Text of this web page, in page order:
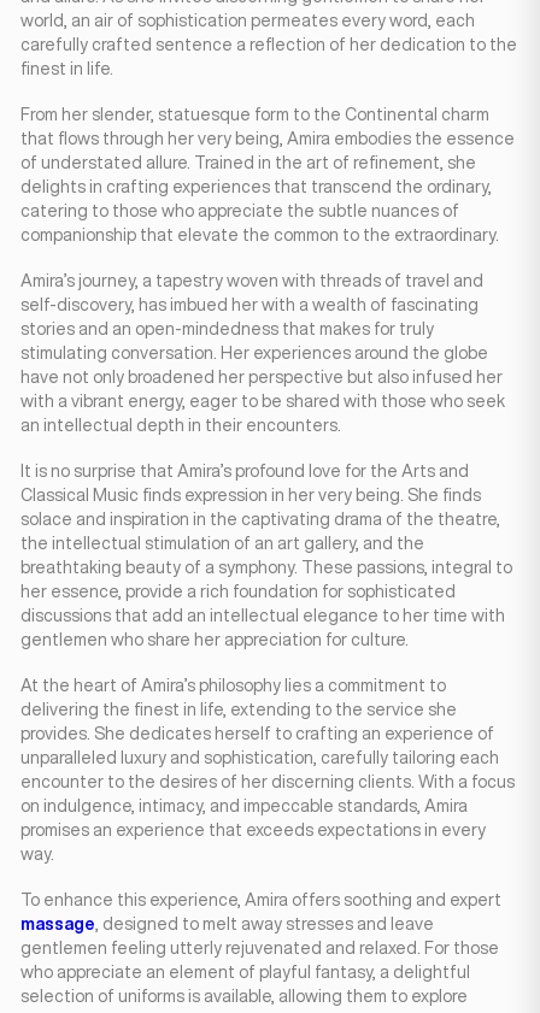
world, an air of sophistication permeates every word, each
carefully crafted sentence a reflection of her dedication to the
finest in life.
From her slender, statuesque form to the Continental charm
that flows through her very being, Amira embodies the essence
of understated allure. Trained in the art of refinement, she
delights in crafting experiences that transcend the ordinary,
catering to those who appreciate the subtle nuances of
companionship that elevate the common to the extraordinary.
Amira’s journey, a tapestry woven with threads of travel and
self-discovery, has imbued her with a wealth of fascinating
stories and an open-mindedness that makes for truly
stimulating conversation. Her experiences around the globe
have not only broadened her perspective but also infused her
with a vibrant energy, eager to be shared with those who seek
an intellectual depth in their encounters.
It is no surprise that Amira’s profound love for the Arts and
Classical Music finds expression in her very being. She finds
solace and inspiration in the captivating drama of the theatre,
the intellectual stimulation of an art gallery, and the
breathtaking beauty of a symphony. These passions, integral to
her essence, provide a rich foundation for sophisticated
discussions that add an intellectual elegance to her time with
gentlemen who share her appreciation for culture.
At the heart of Amira’s philosophy lies a commitment to
delivering the finest in life, extending to the service she
provides. She dedicates herself to crafting an experience of
unparalleled luxury and sophistication, carefully tailoring each
encounter to the desires of her discerning clients. With a focus
on indulgence, intimacy, and impeccable standards, Amira
promises an experience that exceeds expectations in every
way.
To enhance this experience, Amira offers soothing and expert
massage , designed to melt away stresses and leave
gentlemen feeling utterly rejuvenated and relaxed. For those
who appreciate an element of playful fantasy, a delightful
selection of uniforms is available, allowing them to explore